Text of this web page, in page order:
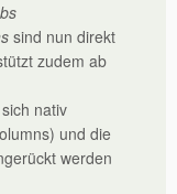
sind nun direkt
zudem ab
nativ
und die
werden